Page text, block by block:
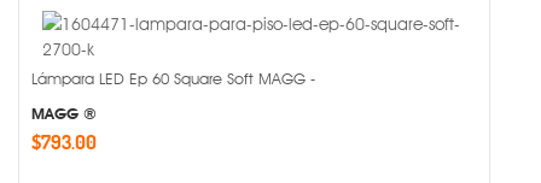
Lámpara LED Ep 60 Square Soft MAGG -
MAGG ®
$793.00